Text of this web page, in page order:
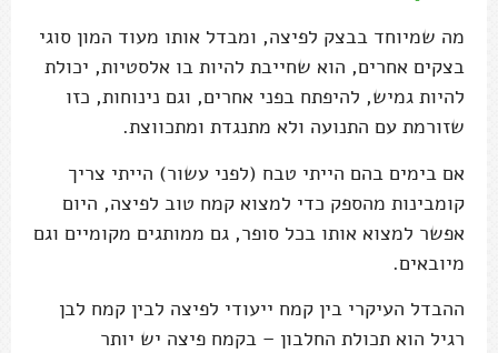
מה שמיוחד בבצק לפיצה, ומבדל אותו מעוד המון סוגי
בצקים אחרים, הוא שחייבת להיות בו אלסטיות, יכולת
להיות גמיש, להיפתח בפני אחרים, וגם נינוחות, כזו
שזורמת עם התנועה ולא מתנגדת ומתכווצת.
אם בימים בהם הייתי טבח (לפני עשור) הייתי צריך
קומבינות מהספק כדי למצוא קמח טוב לפיצה, היום
אפשר למצוא אותו בכל סופר, גם ממותגים מקומיים וגם
מיובאים.
ההבדל העיקרי בין קמח ייעודי לפיצה לבין קמח לבן
רגיל הוא תכולת החלבון – בקמח פיצה יש יותר